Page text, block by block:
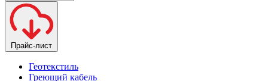
Прайс-лист
Геотекстиль
Греющий кабель